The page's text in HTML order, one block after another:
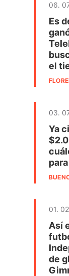
06.
Es
el
03.
Ya
01.
Así
de